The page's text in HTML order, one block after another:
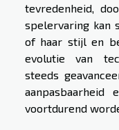
tevredenheid,
spelervaring kan
of haar stijl en
evolutie van
steeds
aanpasbaarheid
voortdurend